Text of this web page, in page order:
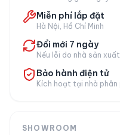
Điện áp
Xuất xứ
Tình trạng
Miễn phí lắp đặt
Hà Nội, Hồ Chí Minh
Đổi mới 7 ngày
Nếu lỗi do nhà sản xuất
Bảo hành điện tử
Kích hoạt tại nhà phân
SHOWROOM